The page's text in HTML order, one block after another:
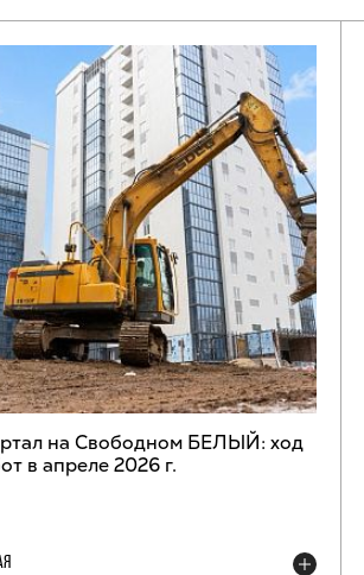
на Свободном БЕЛЫЙ: ход
в апреле 2026 г.